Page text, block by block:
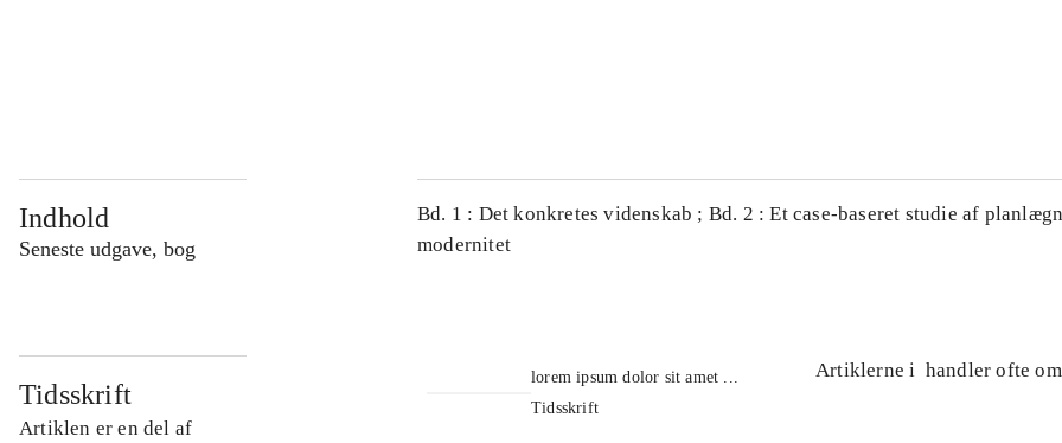
Indhold
Seneste udgave, bog
Bd. 1 : Det konkretes videnskab ; Bd. 2 : Et case-baseret studie af
modernitet
Tidsskrift
Artiklen er en del af
lorem ipsum dolor sit amet ...
Tidsskrift
Artiklerne i handler ofte om